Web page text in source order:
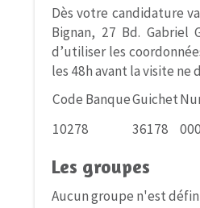
Dès votre candidature
Bignan, 27 Bd. Gabriel
d’utiliser les
les 48h avant la visite ne
Code BanqueGuichet
10278
36178
Les groupes
Aucun groupe n'est